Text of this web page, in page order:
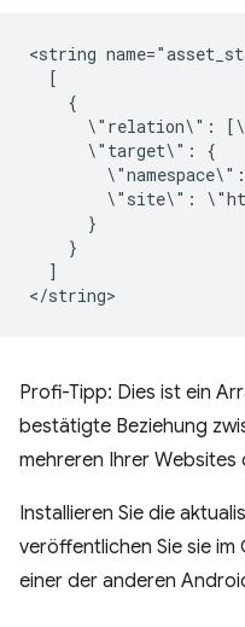
<string
\"relation\":
\"target\":
\"namespace\":
\"site\":
]
Profi-Tipp: Dies ist ein
bestätigte Beziehung
mehreren Ihrer Websites
Installieren Sie die
veröffentlichen Sie sie
einer der anderen